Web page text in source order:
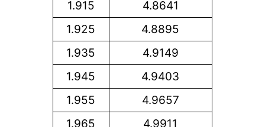
1.915
4.8641
1.925
4.8895
1.935
4.9149
1.945
4.9403
1.955
4.9657
1.965
4.9911